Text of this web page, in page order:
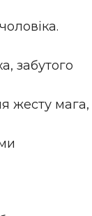
забутого
жесту мага,